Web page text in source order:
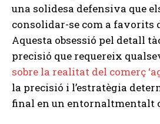
una solidesa defensiva que
consolidar-se com a favorits
Aquesta obsessió pel detall
precisió que requereix
sobre la realitat del comerç
la precisió i l’estratègia
final en un entornaltmentalt